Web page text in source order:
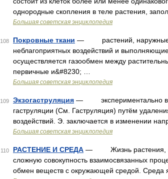
однородные скопления в теле растения,
Большая советская энциклопедия
108 Покровные ткани — растений, наружные
неблагоприятных воздействий и
осуществляется газообмен между
первичные и&#8230; …
Большая советская энциклопедия
109 Экзогаструляция — экспериментально
гаструляции (См. Гаструляция) путём
воздействий. Э. заключается в изменении
Большая советская энциклопедия
110 РАСТЕНИЕ И СРЕДА — Жизнь растения, как
сложную совокупность взаимосвязанных
обмен веществ с окружающей средой. Среда